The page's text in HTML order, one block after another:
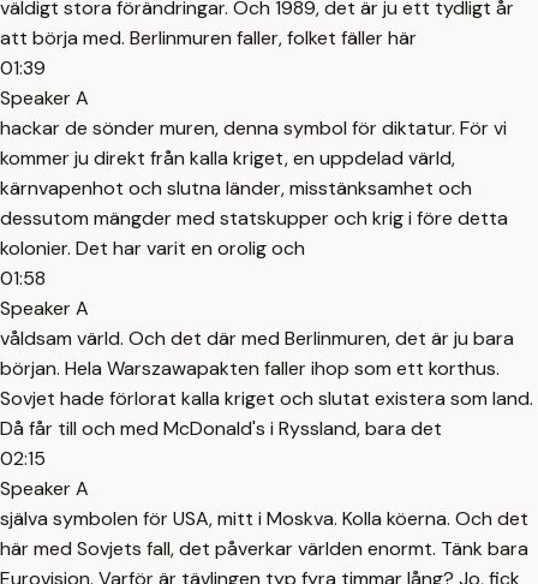
väldigt stora förändringar. Och 1989, det är ju ett tydligt år
att börja med. Berlinmuren faller, folket fäller här
01:39
Speaker A
hackar de sönder muren, denna symbol för diktatur. För vi
kommer ju direkt från kalla kriget, en uppdelad värld,
kärnvapenhot och slutna länder, misstänksamhet och
dessutom mängder med statskupper och krig i före detta
kolonier. Det har varit en orolig och
01:58
Speaker A
våldsam värld. Och det där med Berlinmuren, det är ju bara
början. Hela Warszawapakten faller ihop som ett korthus.
Sovjet hade förlorat kalla kriget och slutat existera som land.
Då får till och med McDonald's i Ryssland, bara det
02:15
Speaker A
själva symbolen för USA, mitt i Moskva. Kolla köerna. Och det
här med Sovjets fall, det påverkar världen enormt. Tänk bara
Eurovision. Varför är tävlingen typ fyra timmar lång? Jo, fick